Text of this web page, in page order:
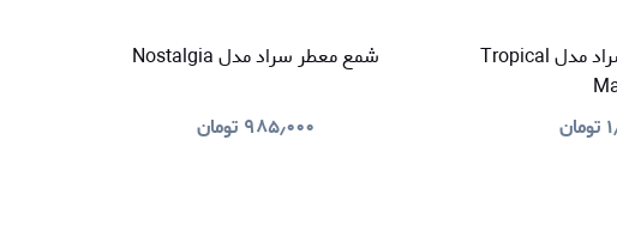
خوشبو کننده هوا سراد مدل Tropical
تومان
شمع معطر سراد مدل Nostalgia
۹۸۵٫۰۰۰ تومان